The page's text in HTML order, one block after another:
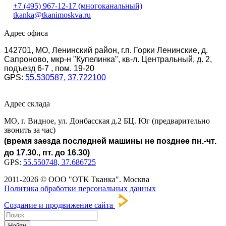
+7 (495) 967-12-17 (многоканальный)
tkanka@tkanimoskva.ru
Адрес офиса
142701, МО, Ленинский район, г.п. Горки Ленинские, д.
Сапроново, мкр-н "Купелинка", кв-л. Центральный, д. 2,
подъезд 6-7 , пом. 19-20
GPS: 55.530587, 37.722100
Адрес склада
МО, г. Видное, ул. Донбасская д.2 БЦ. Юг (предварительно
звонить за час)
(время заезда последней машины не позднее пн.-чт.
до 17.30., пт. до 16.30)
GPS: 55.550748, 37.686725
2011-2026 © ООО "ОТК Тканка". Москва
Политика обработки персональных данных
Создание и продвижение сайта